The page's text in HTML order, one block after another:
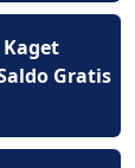
Gratis